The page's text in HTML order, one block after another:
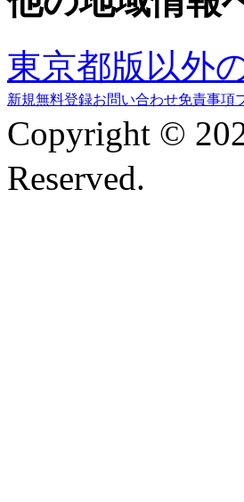
東京都版以外
新規無料登録お問い合わせ免責事項
Copyright ©
Reserved.